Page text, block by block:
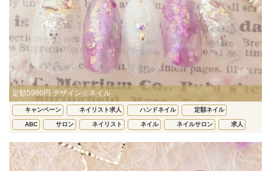
定額5980円 デザイン☆ネイル
キャンペーン ネイリスト求人 ハンドネイル 定額ネイル
ABC サロン ネイリスト ネイル ネイルサロン 求人